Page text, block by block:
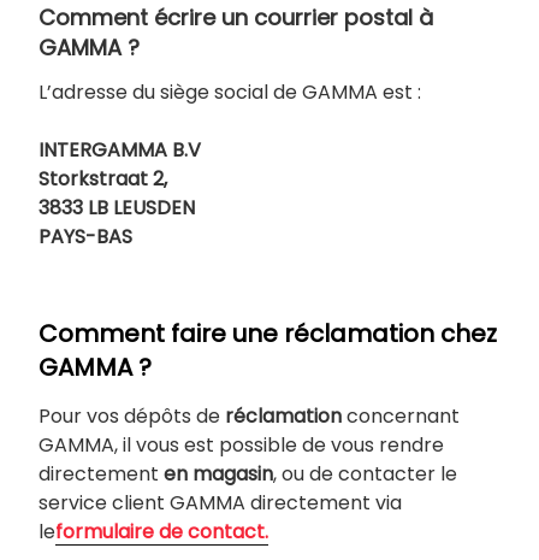
Comment écrire un courrier postal à
GAMMA ?
L’adresse du siège social de GAMMA est :
INTERGAMMA B.V
Storkstraat 2,
3833 LB LEUSDEN
PAYS-BAS
Comment faire une réclamation chez
GAMMA ?
Pour vos dépôts de réclamationconcernant
GAMMA, il vous est possible de vous rendre
directement en magasin, ou de contacter le
service client GAMMA directement via
leformulaire de contact.